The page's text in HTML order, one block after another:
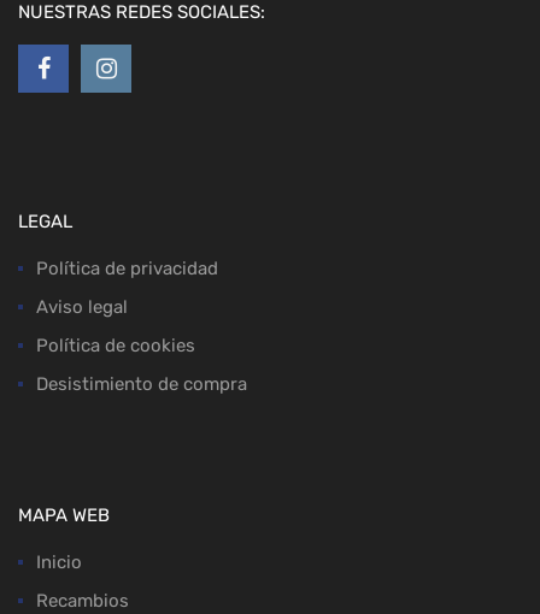
NUESTRAS REDES SOCIALES:
LEGAL
Política de privacidad
Aviso legal
Política de cookies
Desistimiento de compra
MAPA WEB
Inicio
Recambios